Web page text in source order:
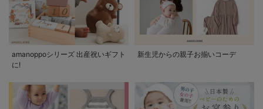
amanoppoシリーズ 出産祝いギフト
に!
新生児からの親子お揃いコーデ